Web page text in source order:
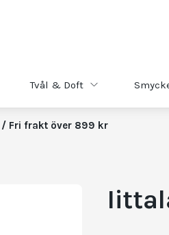
Tvål & Doft
/ Fri frakt över 899 kr